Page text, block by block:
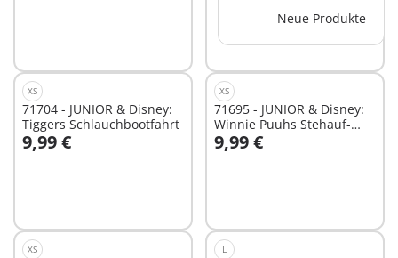
Neue Produkte
XS
71704 - JUNIOR & Disney:
Tiggers Schlauchbootfahrt
9,99 €
In den Warenkorb
XS
71695 - JUNIOR & Disney:
Winnie Puuhs Stehauf-
Honigtopf
9,99 €
In den Warenkorb
XS L